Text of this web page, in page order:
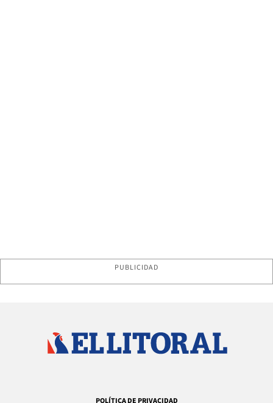
PUBLICIDAD